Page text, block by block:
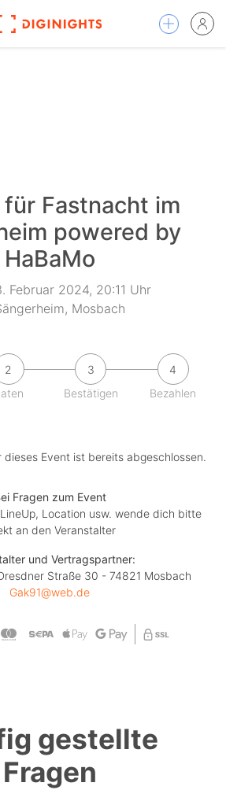
Fastnacht im
powered by
HaBaMo
Februar 2024, 20:11 Uhr
Mosbach
2
3
Bestätigen
4
Bezahlen
Event ist bereits abgeschlossen.
Fragen zum Event
Location usw. wende dich bitte
an den Veranstalter
und Vertragspartner:
Straße 30 - 74821 Mosbach
Gak91@web.de
gestellte
Fragen